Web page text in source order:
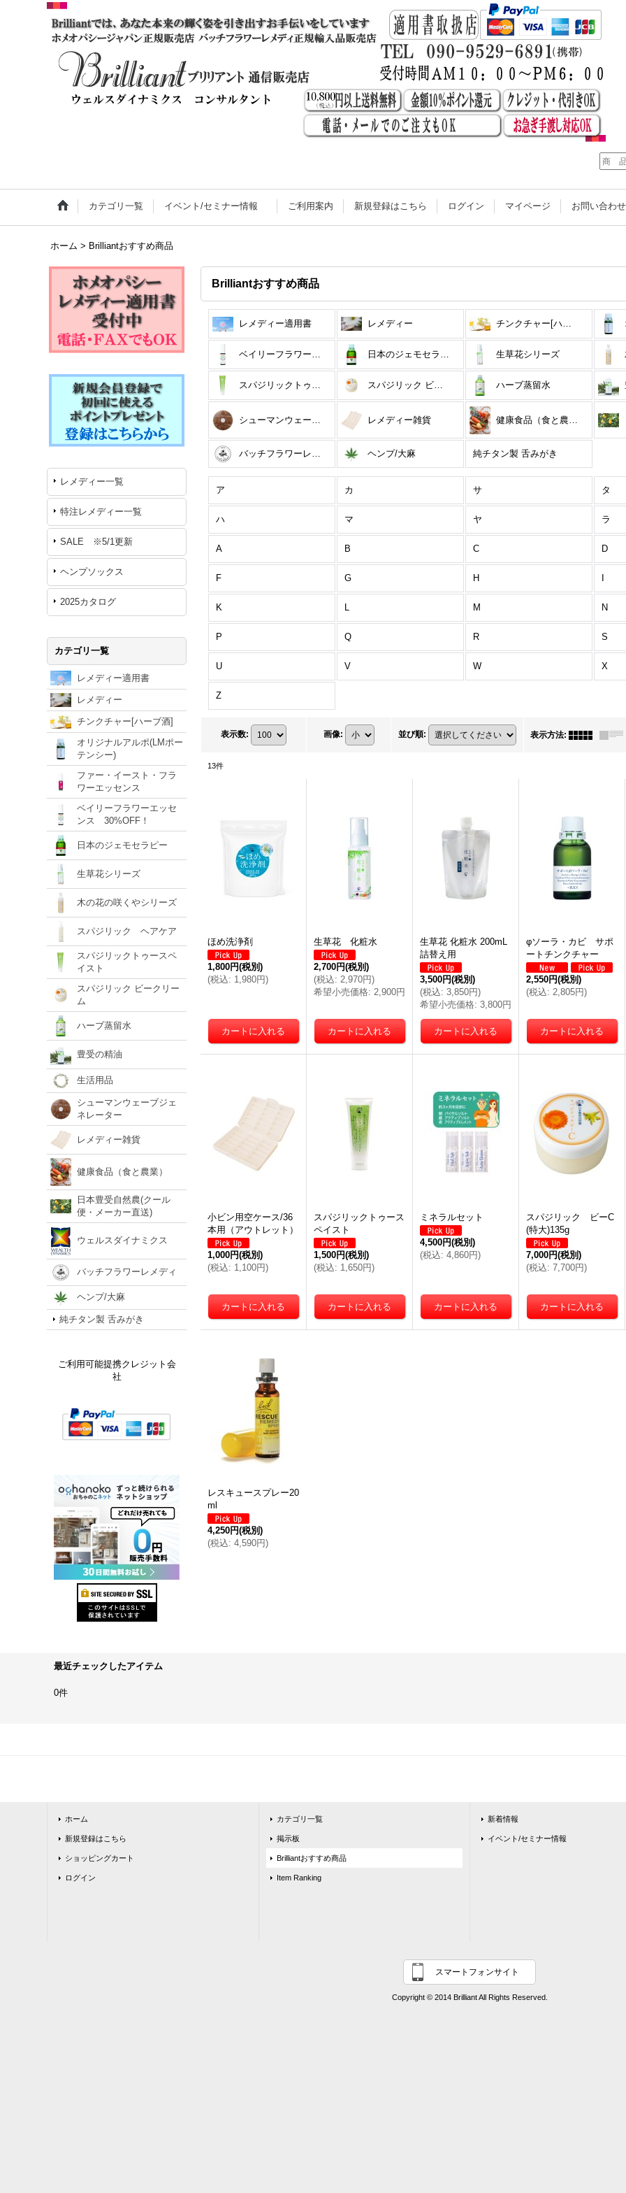
カテゴリ一覧 イベント/セミナー情報 ご利用案内 新規登録はこちら ログイン マイページ お問い合わせ
ホーム > Brilliantおすすめ商品
レメディー一覧
特注レメディー一覧
SALE ※5/1更新
ヘンプソックス
2025カタログ
カテゴリ一覧
レメディー適用書
レメディー
チンクチャー[ハーブ酒]
オリジナルアルポ(LMポー
テンシー)
ファー・イースト・フラ
ワーエッセンス
ベイリーフラワーエッセ
ンス 30%OFF！
日本のジェモセラピー
生草花シリーズ
木の花の咲くやシリーズ
スパジリック ヘアケア
スパジリックトゥースペ
イスト
スパジリック ビークリー
ム
ハーブ蒸留水
豊受の精油
生活用品
シューマンウェーブジェ
ネレーター
レメディー雑貨
健康食品（食と農業）
日本豊受自然農(クール
便・メーカー直送)
ウェルスダイナミクス
バッチフラワーレメディ
ヘンプ/大麻
純チタン製 舌みがき
ご利用可能提携クレジット会
社
Brilliantおすすめ商品
レメディー適用書 レメディー チンクチャー[ハーブ酒]
ベイリーフラワーエッセンス 30%OFF！ 日本のジェモセラピー 生草花シリーズ
スパジリックトゥースペイスト スパジリック ビークリーム ハーブ蒸留水
レメディー雑貨
バッチフラワーレメディ ヘンプ/大麻 純チタン製 舌みがき
ア カ サ タ
ハ マ ヤ ラ
A B C D
F G H
K L M N
P Q R S
U V W X
Z
表示数: 画像: 並び順: 表示方法:
13件
ほめ洗浄剤
1,800円(税別)
(税込: 1,980円)
生草花 化粧水
2,700円(税別)
(税込: 2,970円)
希望小売価格: 2,900円
生草花 化粧水 200mL
詰替え用
3,500円(税別)
(税込: 3,850円)
希望小売価格: 3,800円
φソーラ・カビ サポ
ートチンクチャー
2,550円(税別)
(税込: 2,805円)
小ビン用空ケース/36
本用（アウトレット）
1,000円(税別)
(税込: 1,100円)
スパジリックトゥース
ペイスト
1,500円(税別)
(税込: 1,650円)
ミネラルセット
4,500円(税別)
(税込: 4,860円)
スパジリック ビーC
(特大)135g
7,000円(税別)
(税込: 7,700円)
レスキュースプレー20
ml
4,250円(税別)
(税込: 4,590円)
最近チェックしたアイテム
0件
ホーム
新規登録はこちら
ショッピングカート
ログイン
カテゴリ一覧
掲示板
Brilliantおすすめ商品
Item Ranking
新着情報
イベント/セミナー情報
スマートフォンサイト
Copyright © 2014 Brilliant All Rights Reserved.